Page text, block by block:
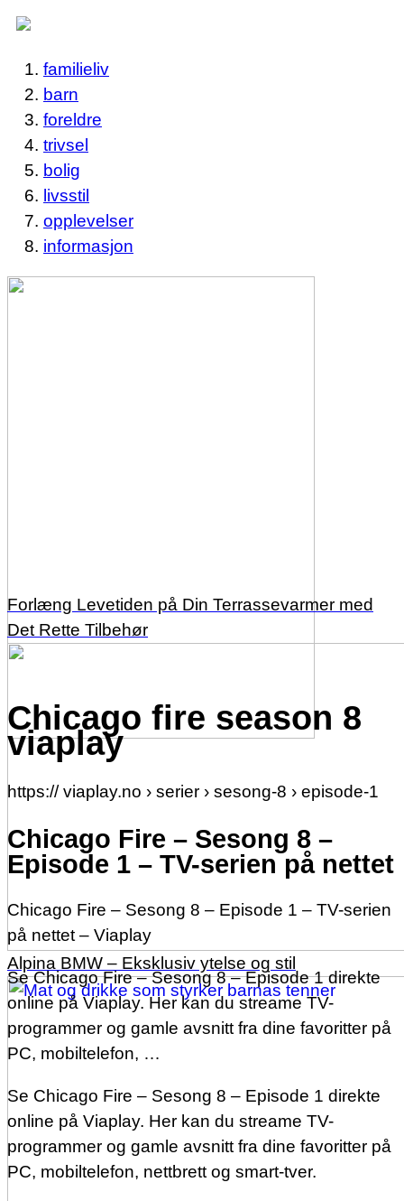
familieliv
barn
foreldre
trivsel
bolig
livsstil
opplevelser
informasjon
Forlæng Levetiden på Din Terrassevarmer med
Det Rette Tilbehør
Alpina BMW – Eksklusiv ytelse og stil
Chicago fire season 8
viaplay
https:// viaplay.no › serier › sesong-8 › episode-1
Chicago Fire – Sesong 8 –
Episode 1 – TV-serien på nettet
Chicago Fire – Sesong 8 – Episode 1 – TV-serien
på nettet – Viaplay
Se Chicago Fire – Sesong 8 – Episode 1 direkte
online på Viaplay. Her kan du streame TV-
programmer og gamle avsnitt fra dine favoritter på
PC, mobiltelefon, …
Se Chicago Fire – Sesong 8 – Episode 1 direkte
online på Viaplay. Her kan du streame TV-
programmer og gamle avsnitt fra dine favoritter på
PC, mobiltelefon, nettbrett og smart-tver.